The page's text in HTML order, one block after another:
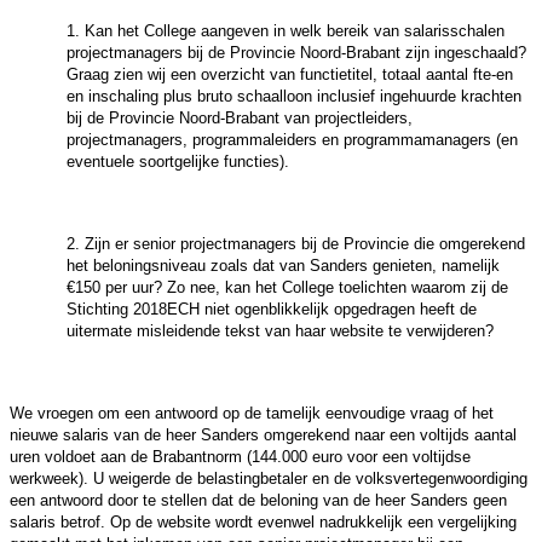
1. Kan het College aangeven in welk bereik van salarisschalen
projectmanagers bij de Provincie Noord-Brabant zijn ingeschaald?
Graag zien wij een overzicht van functietitel, totaal aantal fte-en
en inschaling plus bruto schaalloon inclusief ingehuurde krachten
bij de Provincie Noord-Brabant van projectleiders,
projectmanagers, programmaleiders en programmamanagers (en
eventuele soortgelijke functies).
2. Zijn er senior projectmanagers bij de Provincie die omgerekend
het beloningsniveau zoals dat van Sanders genieten, namelijk
€150 per uur? Zo nee, kan het College toelichten waarom zij de
Stichting 2018ECH niet ogenblikkelijk opgedragen heeft de
uitermate misleidende tekst van haar website te verwijderen?
We vroegen om een antwoord op de tamelijk eenvoudige vraag of het
nieuwe salaris van de heer Sanders omgerekend naar een voltijds aantal
uren voldoet aan de Brabantnorm (144.000 euro voor een voltijdse
werkweek). U weigerde de belastingbetaler en de volksvertegenwoordiging
een antwoord door te stellen dat de beloning van de heer Sanders geen
salaris betrof. Op de website wordt evenwel nadrukkelijk een vergelijking